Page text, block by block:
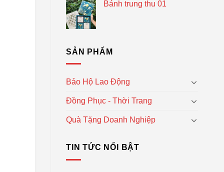
Bánh trung thu 01
SẢN PHẨM
Bảo Hộ Lao Động
Đồng Phục - Thời Trang
Quà Tặng Doanh Nghiệp
TIN TỨC NỔI BẬT